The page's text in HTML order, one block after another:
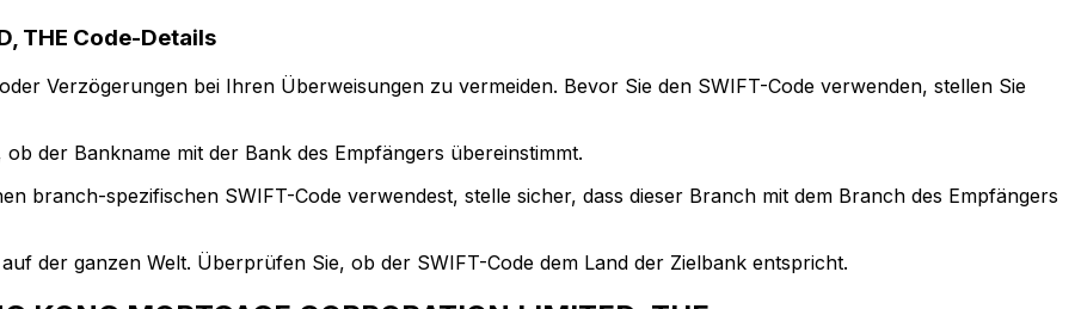
THE Code-Details
Verzögerungen bei Ihren Überweisungen zu vermeiden. Bevor Sie den SWIFT-Code verwenden, stellen Sie
der Bankname mit der Bank des Empfängers übereinstimmt.
branch-spezifischen SWIFT-Code verwendest, stelle sicher, dass dieser Branch mit dem Branch des Empfängers
der ganzen Welt. Überprüfen Sie, ob der SWIFT-Code dem Land der Zielbank entspricht.